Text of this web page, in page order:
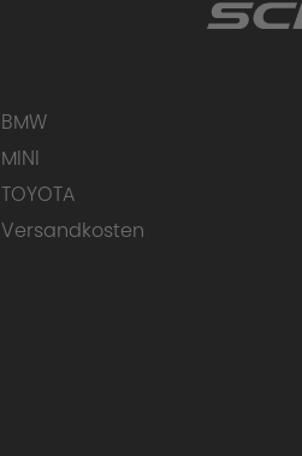
BMW
MINI
TOYOTA
Versandkosten